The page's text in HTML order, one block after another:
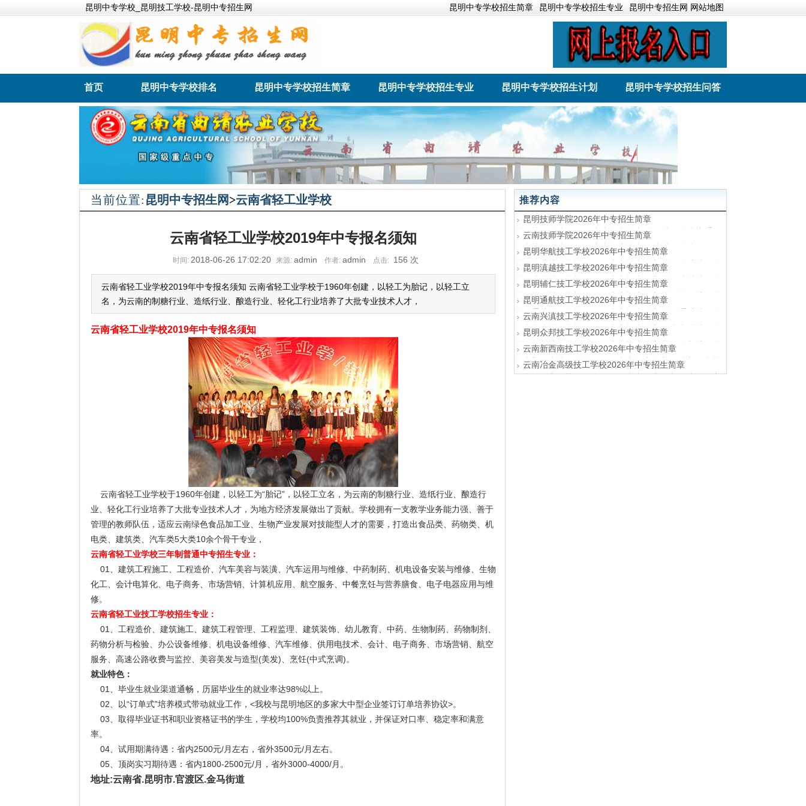
昆明中专学校_昆明技工学校-昆明中专招生网 昆明中专学校招生简章 昆明中专学校招生专业 昆明中专招生网 网站地图
首页 昆明中专学校排名 昆明中专学校招生简章 昆明中专学校招生专业 昆明中专学校招生计划 昆明中专学校招生问答
昆明卫生职业学院 昆明财经管理学校
云南省骨伤科中等专业
云南新兴职业学院 云南林业职业技术学院
当前位置: 昆明中专招生网>云南省轻工业学校
云南省轻工业学校2019年中专报名须知
时间: 2018-06-26 17:02:20 来源: admin 作者: admin 点击: 156 次
云南省轻工业学校2019年中专报名须知 云南省轻工业学校于1960年创建，以轻工为胎记，以轻工立
名，为云南的制糖行业、造纸行业、酿造行业、轻化工行业培养了大批专业技术人才，
云南省轻工业学校2019年中专报名须知
云南省轻工业学校于1960年创建，以轻工为“胎记”，以轻工立名，为云南的制糖行业、造纸行业、酿造行
业、轻化工行业培养了大批专业技术人才，为地方经济发展做出了贡献。学校拥有一支教学业务能力强、善于
管理的教师队伍，适应云南绿色食品加工业、生物产业发展对技能型人才的需要，打造出食品类、药物类、机
电类、建筑类、汽车类5大类10余个骨干专业，
云南省轻工业学校三年制普通中专招生专业：
01、建筑工程施工、工程造价、汽车美容与装潢、汽车运用与维修、中药制药、机电设备安装与维修、生物
化工、会计电算化、电子商务、市场营销、计算机应用、航空服务、中餐烹饪与营养膳食、电子电器应用与维
修。
云南省轻工业技工学校招生专业：
01、工程造价、建筑施工、建筑工程管理、工程监理、建筑装饰、幼儿教育、中药、生物制药、药物制剂、
药物分析与检验、办公设备维修、机电设备维修、汽车维修、供用电技术、会计、电子商务、市场营销、航空
服务、高速公路收费与监控、美容美发与造型(美发)、烹饪(中式烹调)。
就业特色：
01、毕业生就业渠道通畅，历届毕业生的就业率达98%以上。
02、以“订单式”培养模式带动就业工作，<我校与昆明地区的多家大中型企业签订订单培养协议>。
03、取得毕业证书和职业资格证书的学生，学校均100%负责推荐其就业，并保证对口率、稳定率和满意
率。
04、试用期满待遇：省内2500元/月左右，省外3500元/月左右。
05、顶岗实习期待遇：省内1800-2500元/月，省外3000-4000/月。
地址:云南省.昆明市.官渡区.金马街道
推荐内容
昆明技师学院2026年中专招生简章
昆明技师学院2026年中专招生简章 昆明技师学院注重环
境育人、文化育人。为学生提供了良好的学习和休闲环
境，文艺晚会、技能展演等活动丰富学院组织学生开
展“喜迎建党节技能展风采“活动...
云南技师学院2026年中专招生简章
云南技师学院2026年中专招生简章 云南技师学院，2019
年8月在第45届世界技能大赛中，学院选手郑棋元参加“移
动机器人”项目角逐，勇夺金牌，实现中国选手在世界技
能大赛该项赛事中“金牌零的突破”...
昆明华航技工学校2026年中专招生简章
昆明华航技工学校2026年中专招生简章 昆明华航技工学
校还注重学生的综合素质培养，开展了丰富多彩的校园文
化活动和社团活动，如文艺汇演、技能竞赛、志愿者服务
等...
昆明滇越技工学校2026年中专招生简章
昆明滇越技工学校2026年中专招生简章 昆明滇越技工学
校始终坚持立德树人为根本，坚持为党育人、为国育才的
办学宗旨；坚持以学生为中心，长善救失、赋能成长，因
材施教的教育理念...
昆明辅仁技工学校2026年中专招生简章
昆明辅仁技工学校2026年中专招生简章 昆明辅仁技工学
校重视德育教育与技能教育相结合，注重学生动手能力和
实践操作能力的培养。忠诚党的教育事业，坚持“为党育
人、为国育才”的办学宗旨...
昆明通航技工学校2026年中专招生简章
昆明通航技工学校2026年中专招生简章 昆明通航技工学
校与省内外40余家企业建立了长期合作关系，全面推行工
学一体化教学，深化产教融合、校企合作，确保学科与产
业紧密相连...
云南兴滇技工学校2026年中专招生简章
云南兴滇技工学校2026年中专招生简章 云南兴滇技工学
校师资力量雄厚、职能部门健全、管理制度完善、教学设
施设备齐全，现有专兼职教职工100余人，是一支管理经
验丰富...
昆明众邦技工学校2026年中专招生简章
昆明众邦技工学校2026年中专招生简章 昆明众邦技工学
校坚持“让学生更有用，让企业更好用”的发展理念，实行
校企合作办学模式，依托专业，结合产业，与各大行业龙
头企业进行广泛合作...
云南新西南技工学校2026年中专招生简章
云南新西南技工学校2026年中专招生简章 云南新西南技
工学校为了更好地满足学生多元化、多层次的教育需求，
云南冶金高级技工学校2026年中专招生简章
云南冶金高级技工学校2026年中专招生简章 云南冶金高